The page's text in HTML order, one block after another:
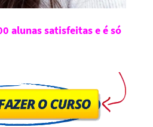
alunas satisfeitas e é só